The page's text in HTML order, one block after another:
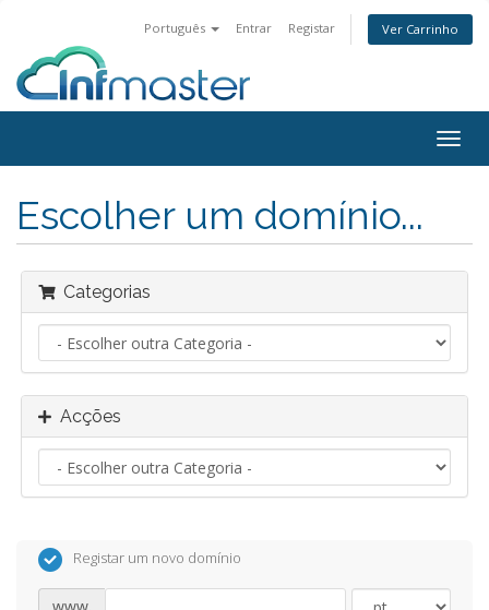
Português Entrar Registar Ver Carrinho
Escolher um domínio...
Categorias
Acções
Registar um novo domínio
www.